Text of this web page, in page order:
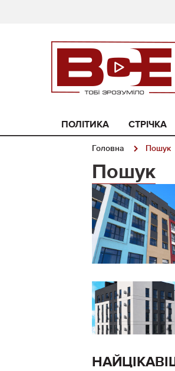
ПОЛІТИКА СТРІЧКА
Головна Пошук
Пошук